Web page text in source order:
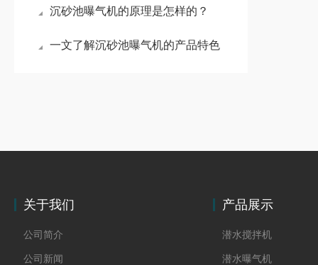
沉砂池曝气机的原理是怎样的？
一文了解沉砂池曝气机的产品特色
关于我们
公司简介
公司新闻
产品展示
潜水搅拌机
潜水曝气机